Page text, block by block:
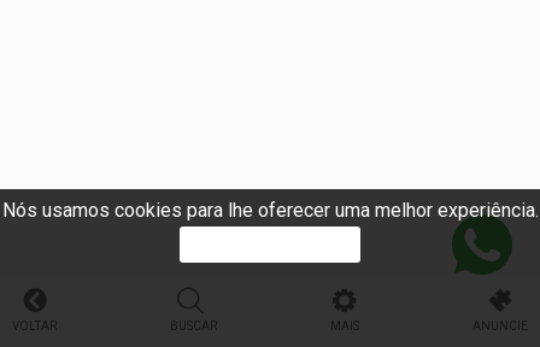
Nós usamos cookies para lhe oferecer uma melhor experiência.
VOLTAR BUSCAR MAIS ANUNCIE